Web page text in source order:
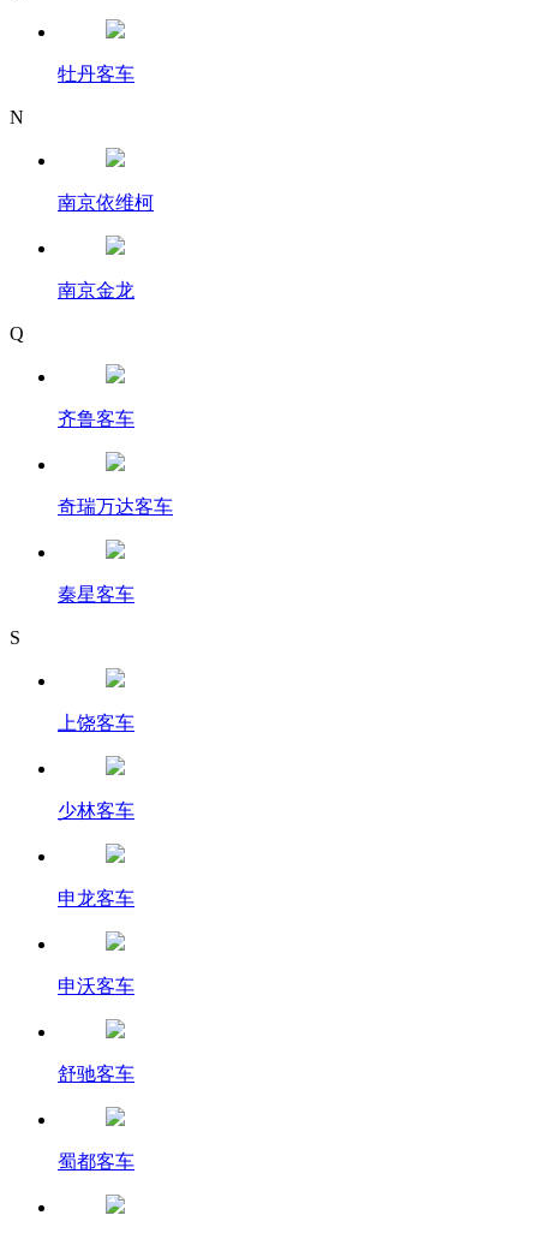
牡丹客车
N
南京依维柯
南京金龙
Q
齐鲁客车
奇瑞万达客车
秦星客车
S
上饶客车
少林客车
申龙客车
申沃客车
舒驰客车
蜀都客车